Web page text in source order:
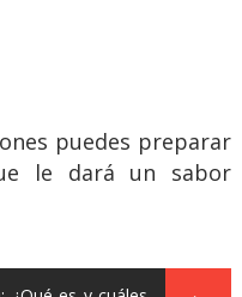
puedes preparar
le dará un sabor